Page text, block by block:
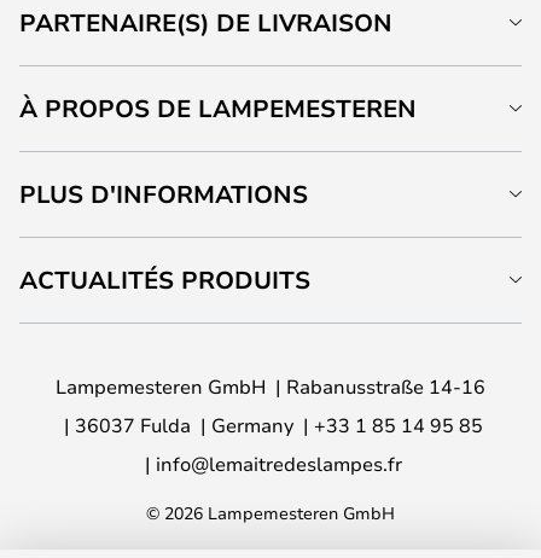
PARTENAIRE(S) DE LIVRAISON
À PROPOS DE LAMPEMESTEREN
PLUS D'INFORMATIONS
ACTUALITÉS PRODUITS
Lampemesteren GmbH
Rabanusstraße 14-16
36037 Fulda
Germany
+33 1 85 14 95 85
info@lemaitredeslampes.fr
© 2026 Lampemesteren GmbH